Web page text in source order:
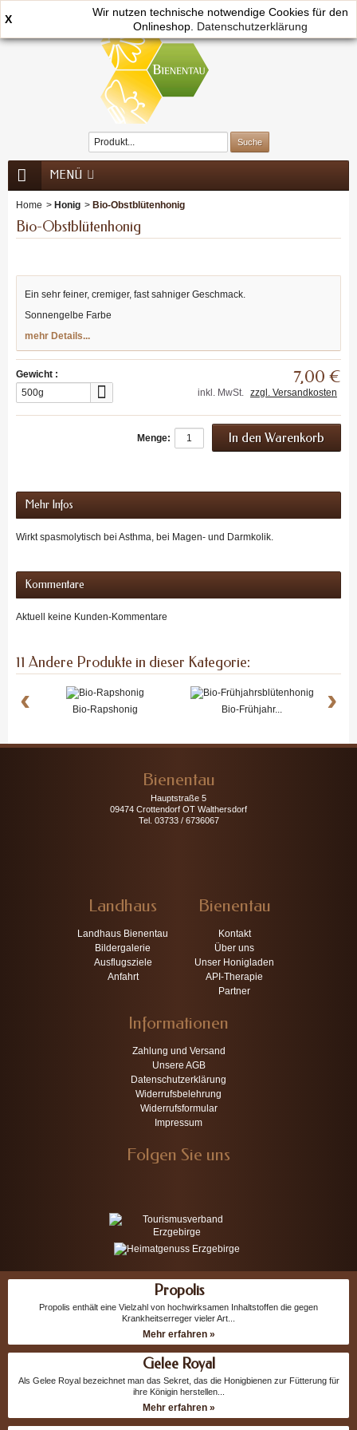
X
Wir nutzen technische notwendige Cookies für den
Onlineshop. Datenschutzerklärung
0
MENÜ
Home > Honig > Bio-Obstblütenhonig
Bio-Obstblütenhonig
Ein sehr feiner, cremiger, fast sahniger Geschmack.
Sonnengelbe Farbe
mehr Details...
Gewicht :
500g
7,00 €
inkl. MwSt. zzgl. Versandkosten
Menge:
Mehr Infos
Wirkt spasmolytisch bei Asthma, bei Magen- und Darmkolik.
Kommentare
Aktuell keine Kunden-Kommentare
11 Andere Produkte in dieser Kategorie:
Bio-Rapshonig Bio-Frühjahr...
‹ ›
Bienentau
Hauptstraße 5
09474 Crottendorf OT Walthersdorf
Tel. 03733 / 6736067
Landhaus
Landhaus Bienentau
Bildergalerie
Ausflugsziele
Anfahrt
Bienentau
Kontakt
Über uns
Unser Honigladen
API-Therapie
Partner
Informationen
Zahlung und Versand
Unsere AGB
Datenschutzerklärung
Widerrufsbelehrung
Widerrufsformular
Impressum
Folgen Sie uns
Propolis
Propolis enthält eine Vielzahl von hochwirksamen Inhaltstoffen die gegen
Krankheitserreger vieler Art...
Mehr erfahren »
Gelee Royal
Als Gelee Royal bezeichnet man das Sekret, das die Honigbienen zur Fütterung für
ihre Königin herstellen...
Mehr erfahren »